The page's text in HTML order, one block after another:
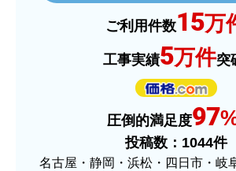
商品の梱包は必要十分なものでしたか？
またこのショップを利用したいですか？
はい
ご利用件数15万
工事実績5万件突
圧倒的満足度97
投稿数： 1044件
名古屋・静岡・浜松・四日市・岐